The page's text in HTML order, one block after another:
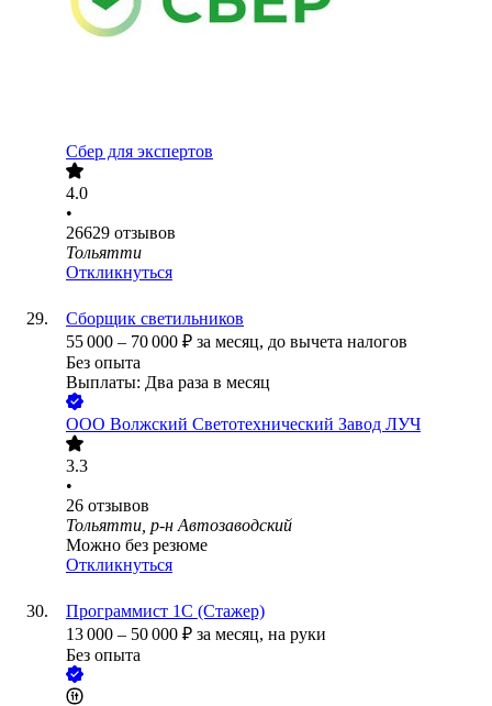
Сбер для экспертов
4.0
•
26629 отзывов
Тольятти
Откликнуться
Сборщик светильников
55 000 – 70 000 ₽ за месяц, до вычета налогов
Без опыта
Выплаты: Два раза в месяц
ООО Волжский Светотехнический Завод ЛУЧ
3.3
•
26 отзывов
Тольятти, р-н Автозаводский
Можно без резюме
Откликнуться
Программист 1С (Стажер)
13 000 – 50 000 ₽ за месяц, на руки
Без опыта